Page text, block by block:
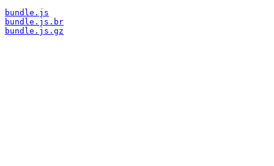
bundle.js
bundle.js.br
bundle.js.gz